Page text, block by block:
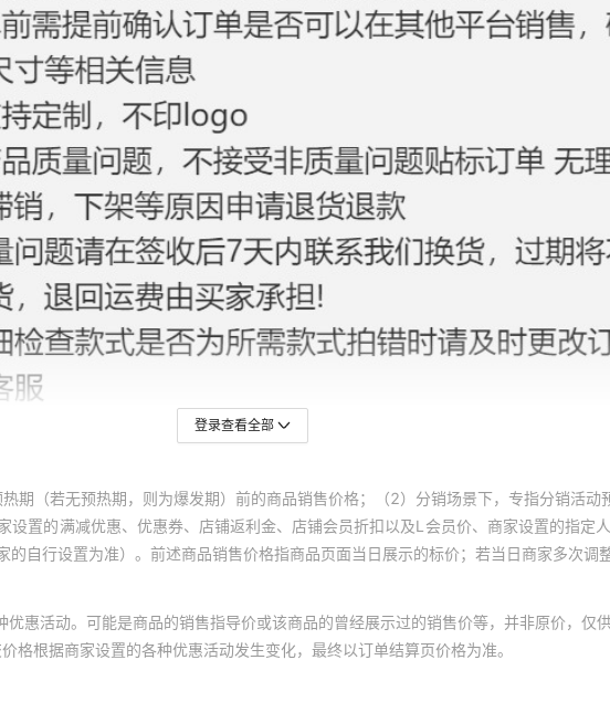
登录查看全部
期（若无预热期，则为爆发期）前的商品销售价格；（2）分销场景下，专指分销活
置的满减优惠、优惠券、店铺返利金、店铺会员折扣以及L会员价、商家设置的指定
自行设置为准）。前述商品销售价格指商品页面当日展示的标价；若当日商家多次调
惠活动。可能是商品的销售指导价或该商品的曾经展示过的销售价等，并非原价，仅供
根据商家设置的各种优惠活动发生变化，最终以订单结算页价格为准。